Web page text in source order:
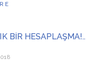
BİR HESAPLAŞMA!..